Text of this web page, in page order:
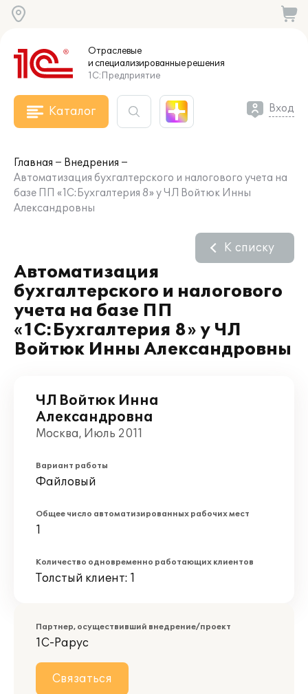
Отраслевые
и специализированныерешения
1С:Предприятие
Каталог Вход
Главная
Внедрения
Автоматизация бухгалтерского и налогового учета на
базе ПП «1С:Бухгалтерия 8» у ЧЛ Войтюк Инны
Александровны
Автоматизация
бухгалтерского и налогового
учета на базе ПП
«1С:Бухгалтерия 8» у ЧЛ
Войтюк Инны Александровны
К списку
ЧЛ Войтюк Инна
Александровна
Москва, Июль 2011
Вариант работы
Файловый
Общее число автоматизированных рабочих мест
1
Количество одновременно работающих клиентов
Толстый клиент: 1
Партнер, осуществивший внедрение/проект
1С-Рарус
Связаться